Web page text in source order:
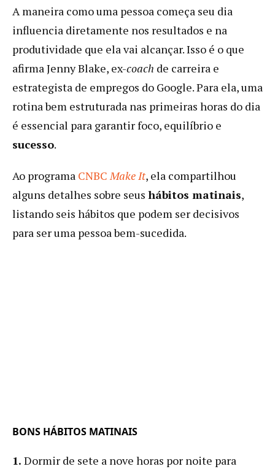
A maneira como uma pessoa começa seu dia
influencia diretamente nos resultados e na
produtividade que ela vai alcançar. Isso é o que
afirma Jenny Blake, ex-coach de carreira e
estrategista de empregos do Google. Para ela, uma
rotina bem estruturada nas primeiras horas do dia
é essencial para garantir foco, equilíbrio e
sucesso.
Ao programa CNBCMake It, ela compartilhou
alguns detalhes sobre seus hábitos matinais,
listando seis hábitos que podem ser decisivos
para ser uma pessoa bem-sucedida.
BONS HÁBITOS MATINAIS
1. Dormir de sete a nove horas por noite para